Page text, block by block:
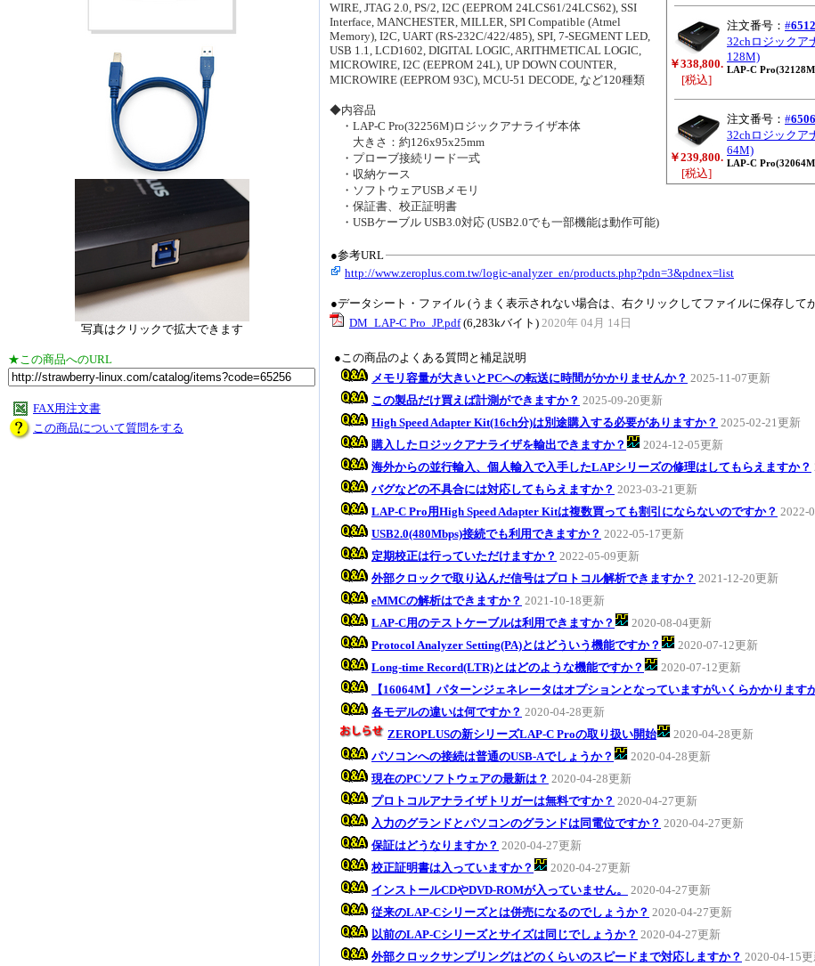
写真はクリックで拡大できます
★この商品へのURL
FAX用注文書
この商品について質問をする
￥338,800.
[税込]
注文番号： #
32chロジックア
128M)
LAP-C
￥239,800.
[税込]
注文番号： #
32chロジックア
64M)
LAP-C
WIRE, JTAG 2.0, PS/2, I2C (EEPROM 24LCS61/24LCS62), SSI
Interface, MANCHESTER, MILLER, SPI Compatible (Atmel
Memory), I2C, UART (RS-232C/422/485), SPI, 7-SEGMENT LED,
USB 1.1, LCD1602, DIGITAL LOGIC, ARITHMETICAL LOGIC,
MICROWIRE, I2C (EEPROM 24L), UP DOWN COUNTER,
MICROWIRE (EEPROM 93C), MCU-51 DECODE, など120種類
◆内容品
・LAP-C Pro(32256M)ロジックアナライザ本体
大きさ：約126x95x25mm
・プローブ接続リード一式
・収納ケース
・ソフトウェアUSBメモリ
・保証書、校正証明書
・USBケーブル USB3.0対応 (USB2.0でも一部機能は動作可能)
●参考URL
http://www.zeroplus.com.tw/logic-analyzer_en/products.php?pdn=3&pdnex=list
●データシート・ファイル (うまく表示されない場合は、右クリックしてファイルに保存して
DM_LAP-C Pro_JP.pdf(6,283kバイト) 2020年 04月 14日
●この商品のよくある質問と補足説明
メモリ容量が大きいとPCへの転送に時間がかかりませんか？ 2025-11-07更新
この製品だけ買えば計測ができますか？ 2025-09-20更新
High Speed Adapter Kit(16ch分)は別途購入する必要がありますか？ 2025-02-21更新
購入したロジックアナライザを輸出できますか？
2024-12-05更新
海外からの並行輸入、個人輸入で入手したLAPシリーズの修理はしてもらえますか？
バグなどの不具合には対応してもらえますか？ 2023-03-21更新
LAP-C Pro用High Speed Adapter Kitは複数買っても割引にならないのですか？ 2022-
USB2.0(480Mbps)接続でも利用できますか？ 2022-05-17更新
定期校正は行っていただけますか？ 2022-05-09更新
外部クロックで取り込んだ信号はプロトコル解析できますか？ 2021-12-20更新
eMMCの解析はできますか？ 2021-10-18更新
LAP-C用のテストケーブルは利用できますか？
2020-08-04更新
Protocol Analyzer Setting(PA)とはどういう機能ですか？
2020-07-12更新
Long-time Record(LTR)とはどのような機能ですか？
2020-07-12更新
【16064M】パターンジェネレータはオプションとなっていますがいくらかかります
各モデルの違いは何ですか？ 2020-04-28更新
ZEROPLUSの新シリーズLAP-C Proの取り扱い開始
2020-04-28更新
パソコンへの接続は普通のUSB-Aでしょうか？
2020-04-28更新
現在のPCソフトウェアの最新は？ 2020-04-28更新
プロトコルアナライザトリガーは無料ですか？ 2020-04-27更新
入力のグランドとパソコンのグランドは同電位ですか？ 2020-04-27更新
保証はどうなりますか？ 2020-04-27更新
校正証明書は入っていますか？
2020-04-27更新
インストールCDやDVD-ROMが入っていません。
2020-04-27更新
従来のLAP-Cシリーズとは併売になるのでしょうか？ 2020-04-27更新
以前のLAP-Cシリーズとサイズは同じでしょうか？ 2020-04-27更新
外部クロックサンプリングはどのくらいのスピードまで対応しますか？ 2020-04-15更